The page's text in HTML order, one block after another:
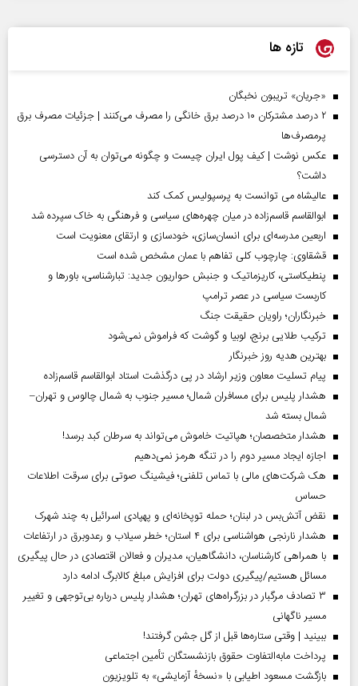
تازه ها
«جریان» تریبون نخبگان
۲ درصد مشترکان ۱۰ درصد برق خانگی را مصرف می‌کنند | جزئیات مصرف برق
پرمصرف‌ها
عکس نوشت | کیف پول ایران چیست و چگونه می‌توان به آن دسترسی
داشت؟
عالیشاه می توانست به پرسپولیس کمک کند
ابوالقاسم قاسم‌زاده در میان چهره‌های سیاسی و فرهنگی به خاک سپرده شد
اربعین مدرسه‌ای برای انسان‌سازی، خودسازی و ارتقای معنویت است
قشقاوی: چارچوب کلی تفاهم با عمان مشخص شده است
پنطیکاستی، کاریزماتیک و جنبش حواریون جدید: تبارشناسی، باور‌ها و
کاربست سیاسی در عصر ترامپ
خبرنگاران؛ راویان حقیقت جنگ
ترکیب طلایی برنج، لوبیا و گوشت که فراموش نمی‌شود
بهترین هدیه روز خبرنگار
پیام تسلیت معاون وزیر ارشاد در پی درگذشت استاد ابوالقاسم قاسم‌زاده
هشدار پلیس برای مسافران شمال؛ مسیر جنوب به شمال چالوس و تهران–
شمال بسته شد
هشدار متخصصان؛ هپاتیت خاموش می‌تواند به سرطان کبد برسد!
اجازه ایجاد مسیر دوم را در تنگه هرمز نمی‌دهیم
هک شرکت‌های مالی با تماس تلفنی؛ فیشینگ صوتی برای سرقت اطلاعات
حساس
نقض آتش‌بس در لبنان؛ حمله توپخانه‌ای و پهپادی اسرائیل به چند شهرک
هشدار نارنجی هواشناسی برای ۴ استان؛ خطر سیلاب و رعدوبرق در ارتفاعات
با همراهی کارشناسان، دانشگاهیان، مدیران و فعالان اقتصادی در حال پیگیری
مسائل هستیم/پیگیری دولت برای افزایش مبلغ کالابرگ ادامه دارد
۳ تصادف مرگبار در بزرگراه‌های تهران؛ هشدار پلیس درباره بی‌توجهی و تغییر
مسیر ناگهانی
ببینید | وقتی ستاره‌ها قبل از گل جشن گرفتند!
پرداخت مابه‌التفاوت حقوق بازنشستگان تأمین اجتماعی
بازگشت مسعود اطیابی با «نسخهٔ آزمایشی» به تلویزیون